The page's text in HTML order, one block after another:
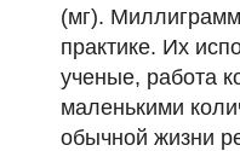
(мг).
практике. Их
ученые, работа
маленькими
обычной жизни